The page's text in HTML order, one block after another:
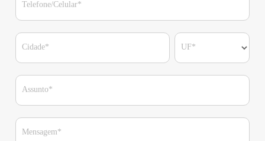
Telefone/Celular*
Cidade* UF*
Assunto*
Mensagem*